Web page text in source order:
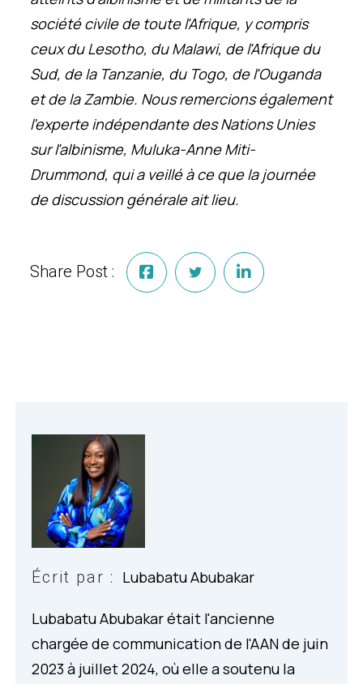
société civile de toute l'Afrique, y compris
ceux du Lesotho, du Malawi, de l'Afrique du
Sud, de la Tanzanie, du Togo, de l'Ouganda
et de la Zambie. Nous remercions également
l'experte indépendante des Nations Unies
sur l'albinisme, Muluka-Anne Miti-
Drummond, qui a veillé à ce que la journée
de discussion générale ait lieu.
Share Post :
Écrit par : Lubabatu Abubakar
Lubabatu Abubakar était l'ancienne
chargée de communication de l'AAN de juin
2023 à juillet 2024, où elle a soutenu la